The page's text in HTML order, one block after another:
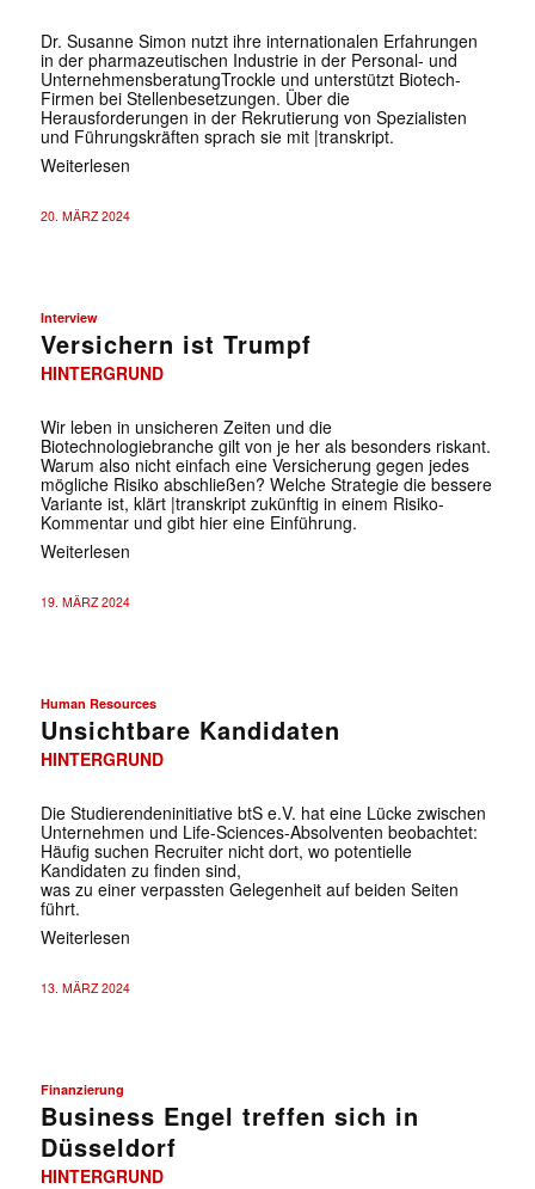
Dr. Susanne Simon nutzt ihre internationalen Erfahrungen
in der pharmazeutischen Industrie in der Personal- und
UnternehmensberatungTrockle und unterstützt Biotech-
Firmen bei Stellenbesetzungen. Über die
Herausforderungen in der Rekrutierung von Spezialisten
und Führungskräften sprach sie mit |transkript.
Weiterlesen
20. MÄRZ 2024
Interview
Versichern ist Trumpf
HINTERGRUND
Wir leben in unsicheren Zeiten und die
Biotechnologiebranche gilt von je her als besonders riskant.
Warum also nicht einfach eine Versicherung gegen jedes
mögliche Risiko abschließen? Welche Strategie die bessere
Variante ist, klärt |transkript zukünftig in einem Risiko-
Kommentar und gibt hier eine Einführung.
Weiterlesen
19. MÄRZ 2024
Human Resources
Unsichtbare Kandidaten
HINTERGRUND
Die Studierendeninitiative btS e.V. hat eine Lücke zwischen
Unternehmen und Life-Sciences-Absolventen beobachtet:
Häufig suchen Recruiter nicht dort, wo potentielle
Kandidaten zu finden sind,
was zu einer verpassten Gelegenheit auf beiden Seiten
führt.
Weiterlesen
13. MÄRZ 2024
Finanzierung
Business Engel treffen sich in
Düsseldorf
HINTERGRUND